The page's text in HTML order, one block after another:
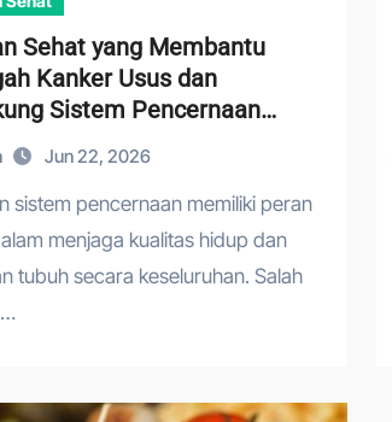
Sehat yang Membantu
Kanker Usus dan
Sistem Pencernaan
Jun 22, 2026
menjaga kualitas hidup dan
tubuh secara keseluruhan. Salah